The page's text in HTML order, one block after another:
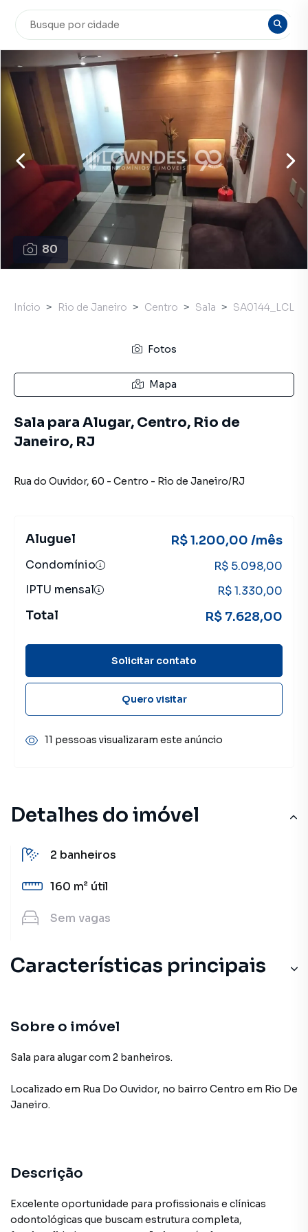
80
Detalhes do imóvel
2 banheiros
160 m² útil
Sem vagas
Características principais
Sobre o imóvel
Sala para alugar com 2 banheiros.
Localizado em Rua Do Ouvidor, no bairro Centro em Rio De
Janeiro.
Descrição
Excelente oportunidade para profissionais e clínicas
odontológicas que buscam estrutura completa,
Início Rio de Janeiro Centro Sala SA0144_LCL
Fotos
Mapa
Sala para Alugar, Centro, Rio de
Janeiro, RJ
Rua do Ouvidor, 60 - Centro - Rio de Janeiro/RJ
Aluguel R$ 1.200,00 /mês
Condomínio
R$ 5.098,00
IPTU mensal
R$ 1.330,00
Total R$ 7.628,00
Solicitar contato
Quero visitar
11 pessoas visualizaram este anúncio